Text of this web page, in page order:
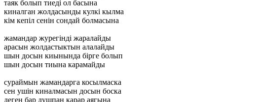
таяк болып тиеді ол басына
киналган жолдасынды кулкі кылма
кім кепіл сенін сондай болмасына
жамандар журегінді жаралайды
арасын жолдастыктын алалайды
шын досын киынында бірге болып
шын досын тиына карамайды
сураймын жамандарга косылмаска
сен ушін киналмасын досын боска
деген бар душпан карар аягына